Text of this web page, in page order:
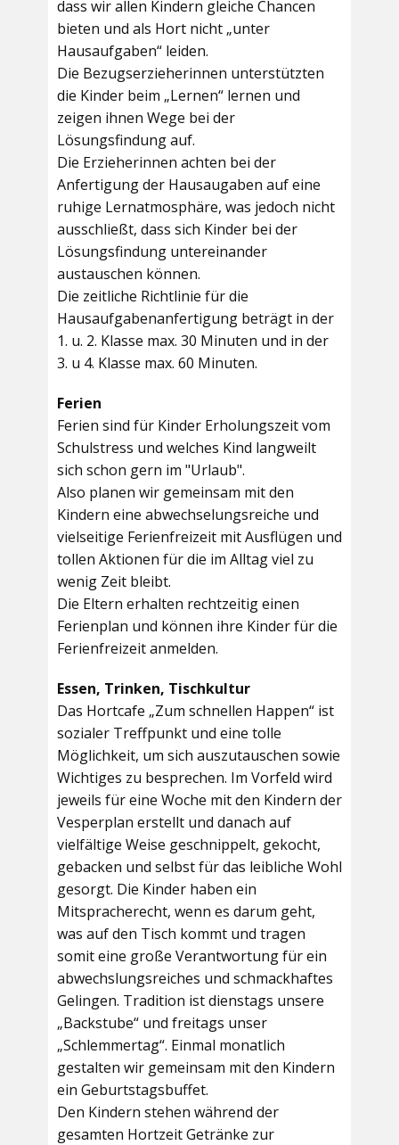
dass wir allen Kindern gleiche Chancen
bieten und als Hort nicht „unter
Hausaufgaben“ leiden.
Die Bezugserzieherinnen unterstützten
die Kinder beim „Lernen“ lernen und
zeigen ihnen Wege bei der
Lösungsfindung auf.
Die Erzieherinnen achten bei der
Anfertigung der Hausaugaben auf eine
ruhige Lernatmosphäre, was jedoch nicht
ausschließt, dass sich Kinder bei der
Lösungsfindung untereinander
austauschen können.
Die zeitliche Richtlinie für die
Hausaufgabenanfertigung beträgt in der
1. u. 2. Klasse max. 30 Minuten und in der
3. u 4. Klasse max. 60 Minuten.
Ferien
Ferien sind für Kinder Erholungszeit vom
Schulstress und welches Kind langweilt
sich schon gern im "Urlaub".
Also planen wir gemeinsam mit den
Kindern eine abwechselungsreiche und
vielseitige Ferienfreizeit mit Ausflügen und
tollen Aktionen für die im Alltag viel zu
wenig Zeit bleibt.
Die Eltern erhalten rechtzeitig einen
Ferienplan und können ihre Kinder für die
Ferienfreizeit anmelden.
Essen, Trinken, Tischkultur
Das Hortcafe „Zum schnellen Happen“ ist
sozialer Treffpunkt und eine tolle
Möglichkeit, um sich auszutauschen sowie
Wichtiges zu besprechen. Im Vorfeld wird
jeweils für eine Woche mit den Kindern der
Vesperplan erstellt und danach auf
vielfältige Weise geschnippelt, gekocht,
gebacken und selbst für das leibliche Wohl
gesorgt. Die Kinder haben ein
Mitspracherecht, wenn es darum geht,
was auf den Tisch kommt und tragen
somit eine große Verantwortung für ein
abwechslungsreiches und schmackhaftes
Gelingen. Tradition ist dienstags unsere
„Backstube“ und freitags unser
„Schlemmertag“. Einmal monatlich
gestalten wir gemeinsam mit den Kindern
ein Geburtstagsbuffet.
Den Kindern stehen während der
gesamten Hortzeit Getränke zur